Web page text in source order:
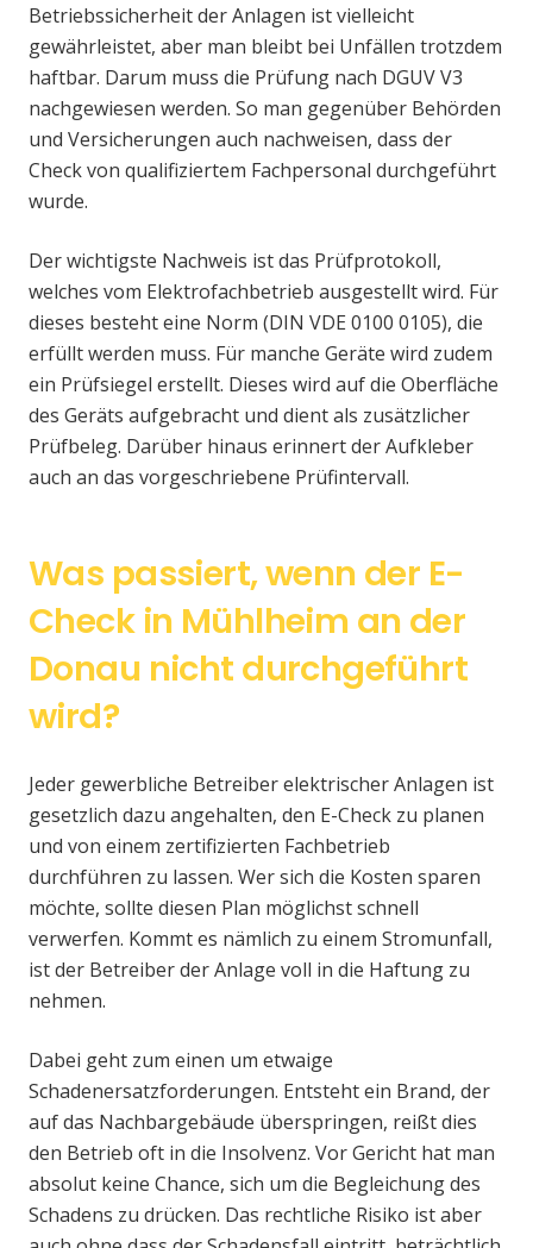
Betriebssicherheit der Anlagen ist vielleicht
gewährleistet, aber man bleibt bei Unfällen trotzdem
haftbar. Darum muss die Prüfung nach DGUV V3
nachgewiesen werden. So man gegenüber Behörden
und Versicherungen auch nachweisen, dass der
Check von qualifiziertem Fachpersonal durchgeführt
wurde.
Der wichtigste Nachweis ist das Prüfprotokoll,
welches vom Elektrofachbetrieb ausgestellt wird. Für
dieses besteht eine Norm (DIN VDE 0100 0105), die
erfüllt werden muss. Für manche Geräte wird zudem
ein Prüfsiegel erstellt. Dieses wird auf die Oberfläche
des Geräts aufgebracht und dient als zusätzlicher
Prüfbeleg. Darüber hinaus erinnert der Aufkleber
auch an das vorgeschriebene Prüfintervall.
Was passiert, wenn der E-
Check in Mühlheim an der
Donau nicht durchgeführt
wird?
Jeder gewerbliche Betreiber elektrischer Anlagen ist
gesetzlich dazu angehalten, den E-Check zu planen
und von einem zertifizierten Fachbetrieb
durchführen zu lassen. Wer sich die Kosten sparen
möchte, sollte diesen Plan möglichst schnell
verwerfen. Kommt es nämlich zu einem Stromunfall,
ist der Betreiber der Anlage voll in die Haftung zu
nehmen.
Dabei geht zum einen um etwaige
Schadenersatzforderungen. Entsteht ein Brand, der
auf das Nachbargebäude überspringen, reißt dies
den Betrieb oft in die Insolvenz. Vor Gericht hat man
absolut keine Chance, sich um die Begleichung des
Schadens zu drücken. Das rechtliche Risiko ist aber